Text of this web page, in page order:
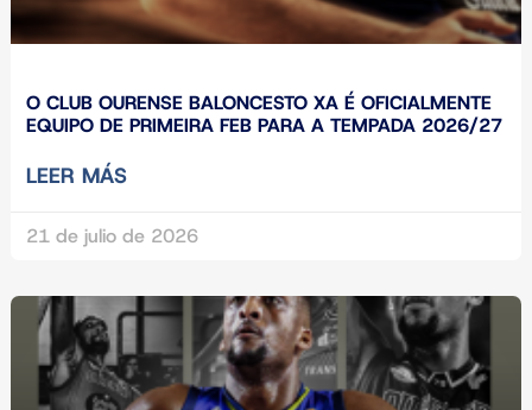
O CLUB OURENSE BALONCESTO XA É OFICIALMENTE
EQUIPO DE PRIMEIRA FEB PARA A TEMPADA 2026/27
LEER MÁS
21 de julio de 2026